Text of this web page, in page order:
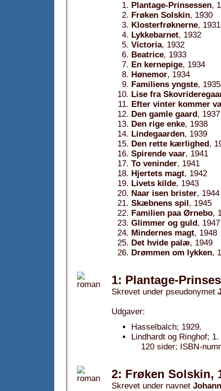
Plantage-Prinsessen,
Frøken Solskin, 1930
Klosterfrøknerne, 1931
Lykkebarnet, 1932
Victoria, 1932
Beatrice, 1933
En kernepige, 1934
Hønemor, 1934
Familiens yngste, 1935
Lise fra
Efter vinter kommer
Den gamle gaard, 1937
Den rige enke, 1938
Lindegaarden, 1939
Den rette kærlighed,
Spirende vaar, 1941
To veninder, 1941
Hjertets magt, 1942
Livets kilde, 1943
Naar isen brister, 1944
Skæbnens spil, 1945
Familien paa Ørnebo,
Glimmer og guld, 1947
Mindernes magt, 1948
Det hvide palæ, 1949
Drømmen om lykken,
1: Plantage-
Skrevet under pseudonymet
Udgaver:
Hasselbalch; 1929.
Lindhardt og Ringhof;
120 sider; ISBN-
2: Frøken Solskin,
Skrevet under navnet